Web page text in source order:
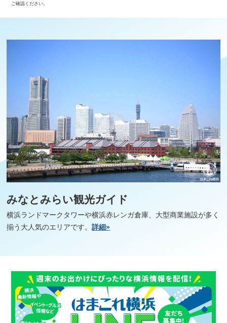
ご確認ください。
みなとみらい観光ガイド
横浜ランドマークタワーや横浜赤レンガ倉庫、大型商業施設が多く
揃う大人気のエリアです。詳細»